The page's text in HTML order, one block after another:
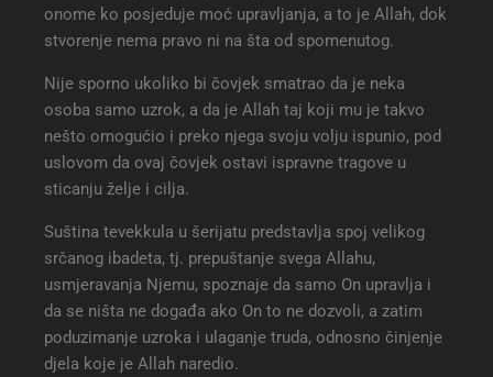
onome ko posjeduje moć upravljanja, a to je Allah, dok
stvorenje nema pravo ni na šta od spomenutog.
Nije sporno ukoliko bi čovjek smatrao da je neka
osoba samo uzrok, a da je Allah taj koji mu je takvo
nešto omogućio i preko njega svoju volju ispunio, pod
uslovom da ovaj čovjek ostavi ispravne tragove u
sticanju želje i cilja.
Suština tevekkula u šerijatu predstavlja spoj velikog
srčanog ibadeta, tj. prepuštanje svega Allahu,
usmjeravanja Njemu, spoznaje da samo On upravlja i
da se ništa ne događa ako On to ne dozvoli, a zatim
poduzimanje uzroka i ulaganje truda, odnosno činjenje
djela koje je Allah naredio.